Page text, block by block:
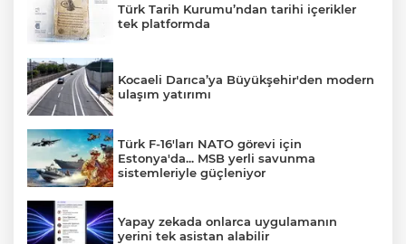
Türk Tarih Kurumu’ndan tarihi içerikler
tek platformda
Kocaeli Darıca’ya Büyükşehir'den modern
ulaşım yatırımı
Türk F-16'ları NATO görevi için
Estonya'da... MSB yerli savunma
sistemleriyle güçleniyor
Yapay zekada onlarca uygulamanın
yerini tek asistan alabilir